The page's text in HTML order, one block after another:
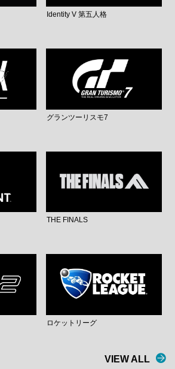
Identity V 第五人格
グランツーリスモ7
THE FINALS
ロケットリーグ
VIEW ALL